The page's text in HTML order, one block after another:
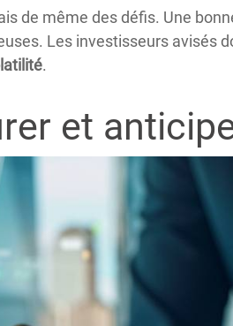
de même des défis. Une
Les investisseurs avisés
.
et